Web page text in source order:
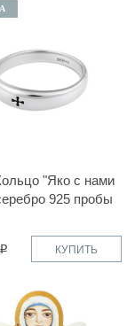
"Яко с нами
925 пробы
КУПИТЬ